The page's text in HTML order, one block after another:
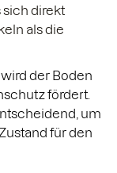
sich direkt
als die
der Boden
fördert.
um
für den